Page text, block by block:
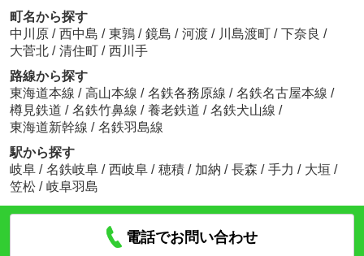
町名から探す
中川原 / 西中島 / 東鶉 / 鏡島 / 河渡 / 川島渡町 / 下奈良 /
大菅北 / 清住町 / 西川手
路線から探す
東海道本線 / 高山本線 / 名鉄各務原線 / 名鉄名古屋本線 /
樽見鉄道 / 名鉄竹鼻線 / 養老鉄道 / 名鉄犬山線 /
東海道新幹線 / 名鉄羽島線
駅から探す
岐阜 / 名鉄岐阜 / 西岐阜 / 穂積 / 加納 / 長森 / 手力 / 大垣 /
笠松 / 岐阜羽島
電話でお問い合わせ